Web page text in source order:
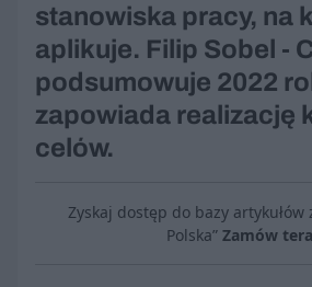
stanowiska pracy, na
aplikuje. Filip Sobel -
podsumowuje 2022
zapowiada realizację
celów.
Zyskaj dostęp do bazy artykułów
Polska” Zamów